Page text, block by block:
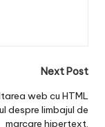
Next Post
web cu HTML
despre limbajul de
marcare hipertext.